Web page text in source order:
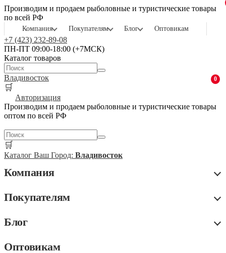
Производим и продаем рыболовные и туристические товары
по всей РФ
Компания Покупателям Блог Оптовикам
+7 (423) 232-89-08
ПН-ПТ 09:00-18:00 (+7МСК)
Каталог товаров
Владивосток
🛒
0
Авторизация
Производим и продаем рыболовные и туристические товары
оптом по всей РФ
🛒
Каталог Ваш Город: Владивосток
Компания
Покупателям
Блог
Оптовикам